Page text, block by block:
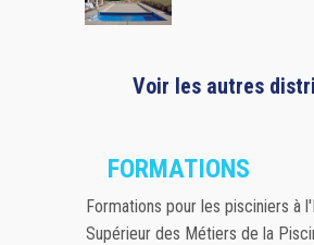
Voir les autres
FORMATIONS
Formations pour les pisciniers à
Supérieur des Métiers de la